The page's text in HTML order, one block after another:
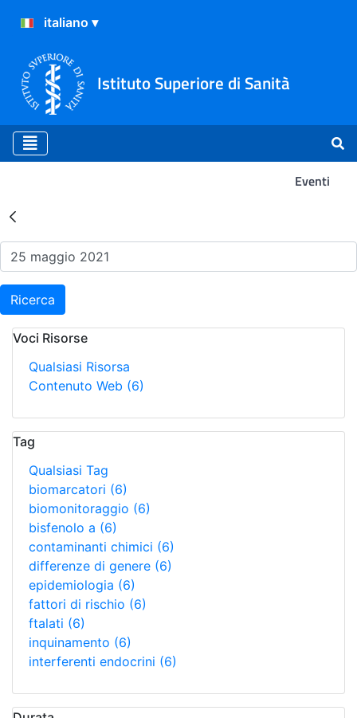
Istituto Superiore di Sanità
Eventi
Risultati della Ricerca -
Ricerca
Voci Risorse
Qualsiasi Risorsa
Contenuto Web (6)
Tag
Qualsiasi Tag
biomarcatori (6)
biomonitoraggio (6)
bisfenolo a (6)
contaminanti chimici (6)
differenze di genere (6)
epidemiologia (6)
fattori di rischio (6)
ftalati (6)
inquinamento (6)
interferenti endocrini (6)